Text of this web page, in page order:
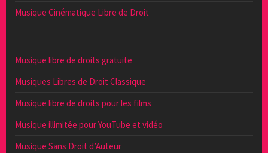
Musique Cinématique Libre de Droit
Musique libre de droits gratuite
Musiques Libres de Droit Classique
Musique libre de droits pour les films
Musique illimitée pour YouTube et vidéo
Musique Sans Droit d’Auteur